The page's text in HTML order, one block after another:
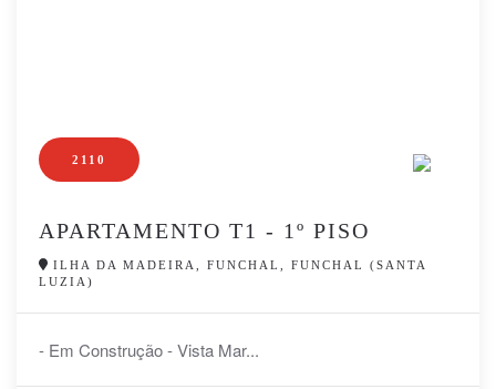
2110
APARTAMENTO T1 - 1º PISO
ILHA DA MADEIRA, FUNCHAL, FUNCHAL (SANTA
LUZIA)
- Em Construção - Vista Mar...